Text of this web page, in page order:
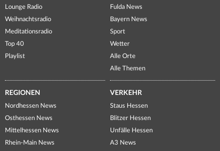
Lounge Radio
Weihnachtsradio
Meditationsradio
Top 40
Playlist
Fulda News
Bayern News
Sport
Wetter
Alle Orte
Alle Themen
REGIONEN
Nordhessen News
Osthessen News
Mittelhessen News
Rhein-Main News
VERKEHR
Staus Hessen
Blitzer Hessen
Unfälle Hessen
A3 News